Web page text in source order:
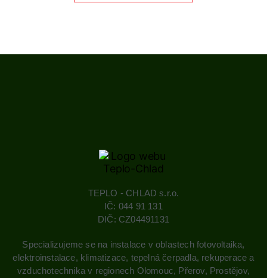
TEPLO - CHLAD s.r.o.
IČ: 044 91 131
DIČ: CZ04491131
Specializujeme se na instalace v oblastech fotovoltaika,
elektroinstalace, klimatizace, tepelná čerpadla, rekuperace a
vzduchotechnika v regionech Olomouc, Přerov, Prostějov,